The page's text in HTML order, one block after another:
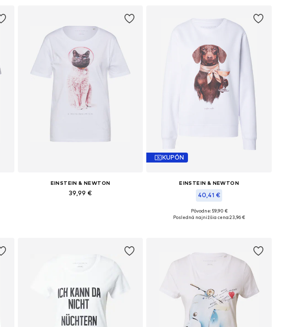
EINSTEIN & NEWTON
39,99 €
KUPÓN
EINSTEIN & NEWTON
40,41 €
Dostupné veľkosti: L, XL
Pôvodne: 59,90 €
Posledná najnižšia cena:23,96 €